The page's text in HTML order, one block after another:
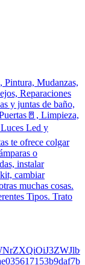
Pintura, Mudanzas,
Reparaciones
y juntas de baño,
Limpieza,
Led y
te ofrece colgar
o
instalar
cambiar
muchas cosas.
Tipos. Trato